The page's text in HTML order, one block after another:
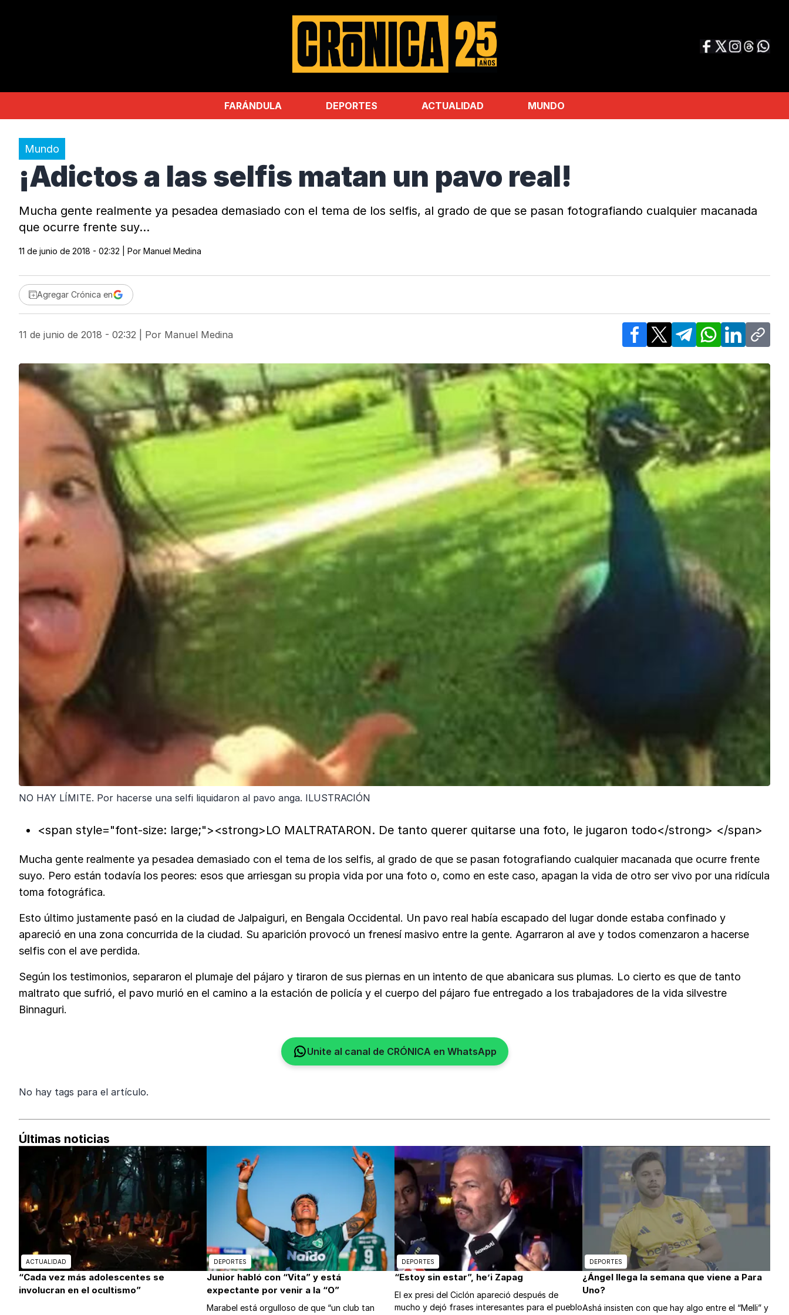
FARÁNDULA DEPORTES ACTUALIDAD MUNDO
Mundo
¡Adictos a las selfis matan un pavo real!
Mucha gente realmente ya pesadea demasiado con el tema de los selfis, al grado de que se pasan fotografiando cualquier macanada
que ocurre frente suy…
11 de junio de 2018 - 02:32 | Por Manuel Medina
Agregar Crónica en
11 de junio de 2018 - 02:32 | Por Manuel Medina
Facebook
X TelegramWhatsApp
LinkedInCopy
NO HAY LÍMITE. Por hacerse una selfi liquidaron al pavo anga. ILUSTRACIÓN
<span style="font-size: large;"><strong>LO MALTRATARON. De tanto querer quitarse una foto, le jugaron todo</strong> </span>
Mucha gente realmente ya pesadea demasiado con el tema de los selfis, al grado de que se pasan fotografiando cualquier macanada que ocurre frente
suyo. Pero están todavía los peores: esos que arriesgan su propia vida por una foto o, como en este caso, apagan la vida de otro ser vivo por una ridícula
toma fotográfica.
Esto último justamente pasó en la ciudad de Jalpaiguri, en Bengala Occidental. Un pavo real había escapado del lugar donde estaba confinado y
apareció en una zona concurrida de la ciudad. Su aparición provocó un frenesí masivo entre la gente. Agarraron al ave y todos comenzaron a hacerse
selfis con el ave perdida.
Según los testimonios, separaron el plumaje del pájaro y tiraron de sus piernas en un intento de que abanicara sus plumas. Lo cierto es que de tanto
maltrato que sufrió, el pavo murió en el camino a la estación de policía y el cuerpo del pájaro fue entregado a los trabajadores de la vida silvestre
Binnaguri.
Unite al canal de CRÓNICA en WhatsApp
No hay tags para el artículo.
Últimas noticias
ACTUALIDAD
“Cada vez más adolescentes se
involucran en el ocultismo”
DEPORTES
Junior habló con “Vita” y está
expectante por venir a la “O”
Marabel está orgulloso de que “un club tan
DEPORTES
“Estoy sin estar”, he’i Zapag
El ex presi del Ciclón apareció después de
mucho y dejó frases interesantes para el pueblo
DEPORTES
¿Ángel llega la semana que viene a Para
Uno?
Ashá insisten con que hay algo entre el “Melli” y